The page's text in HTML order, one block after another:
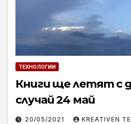
ТЕХНОЛОГИИ
Книги ще летят с
случай 24 май
20/05/2021 KREATIVEN